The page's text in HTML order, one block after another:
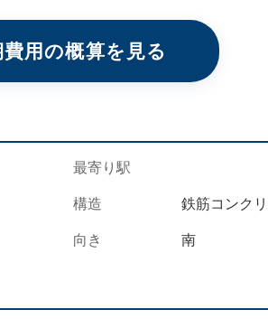
費用の概算を見る
最寄り駅
構造 鉄筋コンク
向き 南